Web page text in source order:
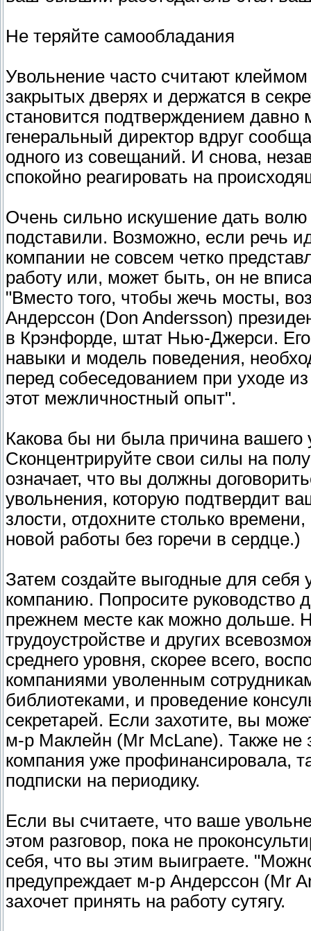
Не теряйте самообладания
Увольнение часто считают
закрытых дверях и держатся в
становится подтверждением давно
генеральный директор вдруг
одного из совещаний. И снова,
спокойно реагировать на
Очень сильно искушение дать волю
подставили. Возможно, если речь
компании не совсем четко
работу или, может быть, он не
"Вместо того, чтобы жечь мосты,
Андерссон (Don Andersson)
в Крэнфорде, штат Нью-Джерси.
навыки и модель поведения,
перед собеседованием при уходе
этот межличностный опыт".
Какова бы ни была причина вашего
Сконцентрируйте свои силы на
означает, что вы должны
увольнения, которую подтвердит
злости, отдохните столько
новой работы без горечи в сердце.)
Затем создайте выгодные для себя
компанию. Попросите руководство
прежнем месте как можно дольше.
трудоустройстве и других
среднего уровня, скорее всего,
компаниями уволенным
библиотеками, и проведение
секретарей. Если захотите, вы
м-р Маклейн (Mr McLane). Также не
компания уже профинансировала,
подписки на периодику.
Если вы считаете, что ваше
этом разговор, пока не
себя, что вы этим выиграете.
предупреждает м-р Андерссон (Mr
захочет принять на работу сутягу.